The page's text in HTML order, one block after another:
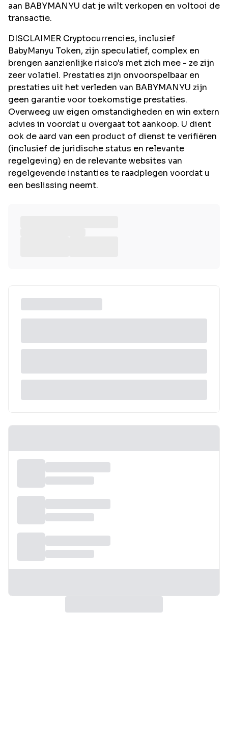
aan BABYMANYU dat je wilt verkopen en voltooi de
transactie.
DISCLAIMER Cryptocurrencies, inclusief
BabyManyu Token, zijn speculatief, complex en
brengen aanzienlijke risico's met zich mee - ze zijn
zeer volatiel. Prestaties zijn onvoorspelbaar en
prestaties uit het verleden van BABYMANYU zijn
geen garantie voor toekomstige prestaties.
Overweeg uw eigen omstandigheden en win extern
advies in voordat u overgaat tot aankoop. U dient
ook de aard van een product of dienst te verifiëren
(inclusief de juridische status en relevante
regelgeving) en de relevante websites van
regelgevende instanties te raadplegen voordat u
een beslissing neemt.